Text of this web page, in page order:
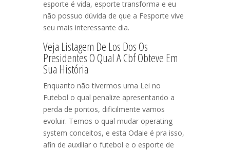
esporte é vida, esporte transforma e eu
não possuo dúvida de que a Fesporte vive
seu mais interessante dia.
Veja Listagem De Los Dos Os
Presidentes O Qual A Cbf Obteve Em
Sua História
Enquanto não tivermos uma Lei no
Futebol o qual penalize apresentando a
perda de pontos, dificilmente vamos
evoluir. Temos o qual mudar operating
system conceitos, e esta Odaie é pra isso,
afin de auxiliar o futebol e o esporte de